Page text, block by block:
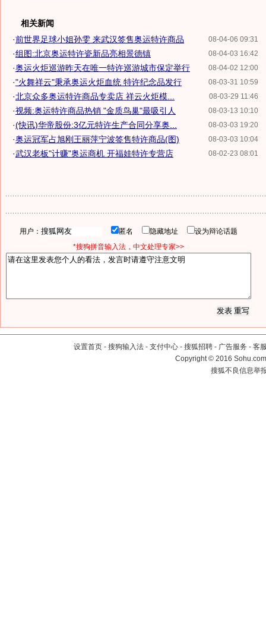
相关新闻
08-04-06 09:31
·前世界足球小姐孙雯 来武汉签售奥运特许商品
08-04-03 16:42
·组图:北京奥运特许瓷新品亮相景德镇
08-04-02 12:00
·奥运火炬巡游昨天在唯一特许巡游城市保定举行
08-03-31 10:59
·"火舞祥云"秉承奥运火炬血统 特许纪念品发行
08-03-29 11:46
·北京众多奥运特许商品专卖店 祥云火炬模...
08-03-13 10:10
·视频:奥运特许商品热销 "金质鸟巢"最吸引人
08-03-03 19:20
·(快讯)华帝股份:3亿元特许生产合同分享奥...
08-03-03 10:04
·奥运冠军占旭刚王丽萍宁波签售特许商品(图)
08-02-23 08:01
·武汉老板"计赚"奥运商机 开福娃特许专营店
用户： 匿名 隐藏地址
设为辩论话题
*搜狗拼音输入法，中文处理专家>>
设置首页 - 搜狗输入法 - 支付中心 - 搜狐招聘 - 广告服务 - 客
Copyright©2016
搜狐不良信息举